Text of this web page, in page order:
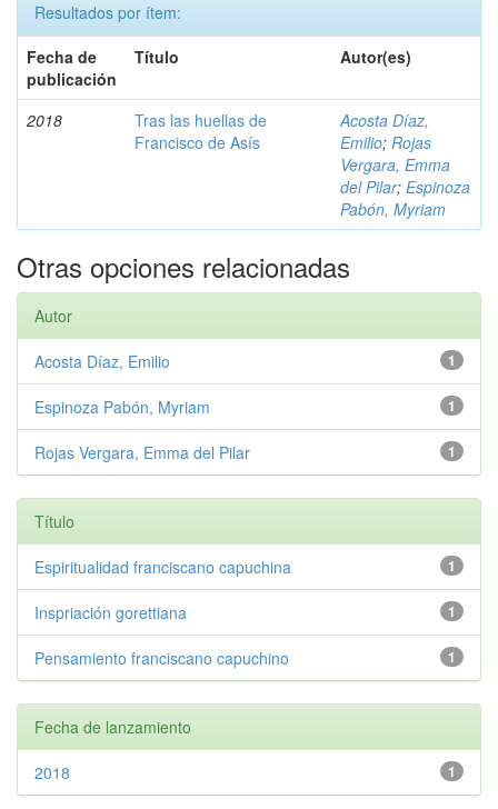
Resultados por ítem:
Fecha de
publicación
Título Autor(es)
2018
Tras las huellas de
Francisco de Asís
Acosta Díaz,
Emilio; Rojas
Vergara, Emma
del Pilar; Espinoza
Pabón, Myriam
Otras opciones relacionadas
Autor
1
Acosta Díaz, Emilio
1
Espinoza Pabón, Myriam
1
Rojas Vergara, Emma del Pilar
Título
1
Espiritualidad franciscano capuchina
1
Inspriación gorettiana
1
Pensamiento franciscano capuchino
Fecha de lanzamiento
1
2018